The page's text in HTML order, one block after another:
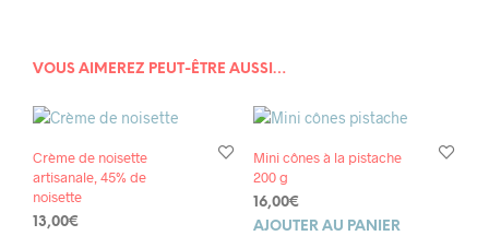
VOUS AIMEREZ PEUT-ÊTRE AUSSI…
Crème de noisette
artisanale, 45% de
noisette
13,00€
Mini cônes à la pistache
200 g
16,00€
AJOUTER AU PANIER